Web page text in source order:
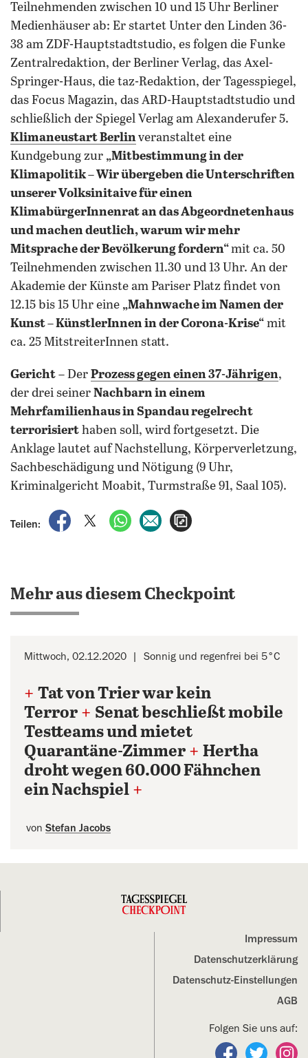
Teilnehmenden zwischen 10 und 15 Uhr Berliner
Medienhäuser ab: Er startet Unter den Linden 36-
38 am ZDF-Hauptstadtstudio, es folgen die Funke
Zentralredaktion, der Berliner Verlag, das Axel-
Springer-Haus, die taz-Redaktion, der Tagesspiegel,
das Focus Magazin, das ARD-Hauptstadtstudio und
schließlich der Spiegel Verlag am Alexanderufer 5.
Klimaneustart Berlinveranstaltet eine
Kundgebung zur „Mitbestimmung in der
Klimapolitik –Wir übergeben die Unterschriften
unserer Volksinitaive für einen
KlimabürgerInnenrat an das Abgeordnetenhaus
und machen deutlich, warum wir mehr
Mitsprache der Bevölkerung fordern“mit ca. 50
Teilnehmenden zwischen 11.30 und 13 Uhr. An der
Akademie der Künste am Pariser Platz findet von
12.15 bis 15 Uhr eine „Mahnwache im Namen der
Kunst – KünstlerInnen in der Corona-Krise“ mit
ca. 25 MitstreiterInnen statt.
Gericht – Der Prozess gegen einen 37-Jährigen,
der drei seiner Nachbarn in einem
Mehrfamilienhaus in Spandau regelrecht
terrorisiert haben soll, wird fortgesetzt. Die
Anklage lautet auf Nachstellung, Körperverletzung,
Sachbeschädigung und Nötigung (9 Uhr,
Kriminalgericht Moabit, Turmstraße 91, Saal 105).
Teilen:
auf Facebook teilen
auf X teilenper WhatsApp teilen
per E-Mail teilen
Mehr aus diesem Checkpoint
Mittwoch, 02.12.2020 Sonnig und regenfrei bei 5°C
+ Tat von Trier war kein
Terror + Senat beschließt mobile
Testteams und mietet
Quarantäne-Zimmer + Hertha
droht wegen 60.000 Fähnchen
ein Nachspiel +
von Stefan Jacobs
Impressum
Datenschutz­erklärung
Datenschutz-Einstellungen
AGB
Folgen Sie uns auf:
Folgen Sie